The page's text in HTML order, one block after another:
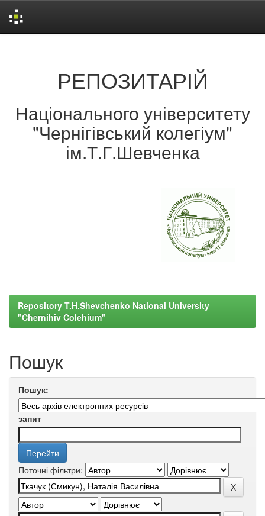
РЕПОЗИТАРІЙ
Національного університету
"Чернігівський колегіум"
ім.Т.Г.Шевченка
Repository T.H.Shevchenko National University
"Chernihiv Colehium"
Пошук
Пошук:
запит
Поточні фільтри: